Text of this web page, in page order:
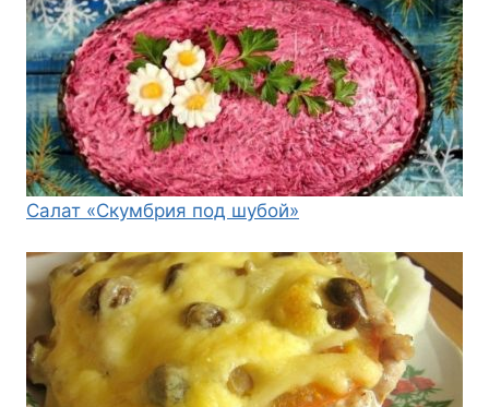
Салат «Скумбрия под шубой»